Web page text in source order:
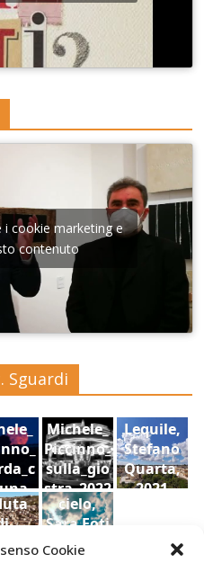
Cookie
i cookie marketing e
contenuto
Sguardi
Michele_
Piccinno_
sulla_gio
stra_2022
Lequile,
Stefano
Quarta,
2021
cielo,
Sara Foti
Sciavalie